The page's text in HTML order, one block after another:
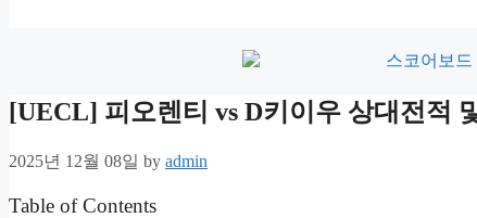
[UECL] 피오렌티 vs D키이우 상대전적
2025년 12월 08일 by admin
Table of Contents